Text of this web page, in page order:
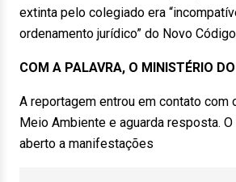
extinta pelo colegiado era
ordenamento jurídico” do Novo
COM A PALAVRA, O MINISTÉRIO
A reportagem entrou em contato com
Meio Ambiente e aguarda resposta.
aberto a manifestações